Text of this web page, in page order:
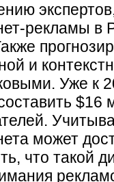
рекламы в
и
Уже к
$16
может
что такой